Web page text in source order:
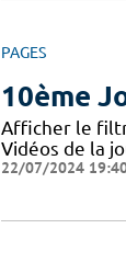
PAGES
10ème
Afficher le
Vidéos de la
22/07/2024